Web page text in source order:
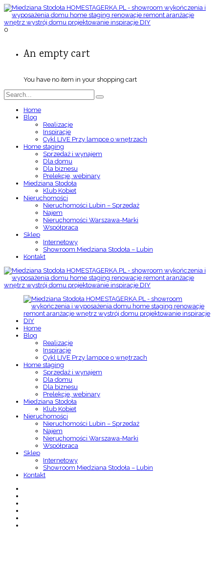
0
An empty cart
You have no item in your shopping cart
Home
Blog
Realizacje
Inspiracje
Cykl LIVE Przy lampce o wnętrzach
Home staging
Sprzedaż i wynajem
Dla domu
Dla biznesu
Prelekcje, webinary
Miedziana Stodoła
Klub Kobiet
Nieruchomości
Nieruchomości Lubin – Sprzedaż
Najem
Nieruchomości Warszawa-Marki
Współpraca
Sklep
Internetowy
Showroom Miedziana Stodoła – Lubin
Kontakt
Home
Blog
Realizacje
Inspiracje
Cykl LIVE Przy lampce o wnętrzach
Home staging
Sprzedaż i wynajem
Dla domu
Dla biznesu
Prelekcje, webinary
Miedziana Stodoła
Klub Kobiet
Nieruchomości
Nieruchomości Lubin – Sprzedaż
Najem
Nieruchomości Warszawa-Marki
Współpraca
Sklep
Internetowy
Showroom Miedziana Stodoła – Lubin
Kontakt